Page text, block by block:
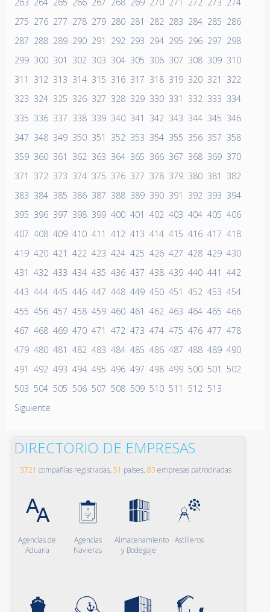
275 276 277 278 279 280 281 282 283 284 285 286
287 288 289 290 291 292 293 294 295 296 297 298
299 300 301 302 303 304 305 306 307 308 309 310
311
312 313 314 315 316 317 318 319 320 321
322
323 324 325 326 327 328 329 330 331 332 333 334
335 336 337 338 339 340 341 342 343 344 345 346
347 348 349 350 351 352 353 354 355 356 357 358
359 360 361 362 363 364 365 366 367 368 369 370
371
372 373 374 375 376 377 378 379 380 381
382
383 384 385 386 387 388 389 390 391 392 393 394
395 396 397 398 399 400 401 402 403 404 405 406
407 408 409 410 411 412 413 414 415 416 417 418
419 420 421 422 423 424 425 426 427 428 429 430
431 432 433 434 435 436 437 438 439 440 441 442
443 444 445 446 447 448 449 450 451 452 453 454
455 456 457 458 459 460 461 462 463 464 465 466
467 468 469 470 471 472 473 474 475 476 477 478
479 480 481 482 483 484 485 486 487 488 489 490
491 492 493 494 495 496 497 498 499 500 501 502
503 504 505 506 507 508 509 510 511 512 513
Siguiente
DIRECTORIO DE EMPRESAS
3721 compañías registradas, 51 países, 83 empresas patrocinadas
Agencias de
Aduana
Agencias
Navieras
Almacenamiento
y Bodegaje
Astilleros